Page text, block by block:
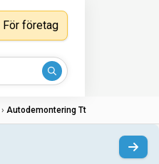
För företag
› Autodemontering Tt